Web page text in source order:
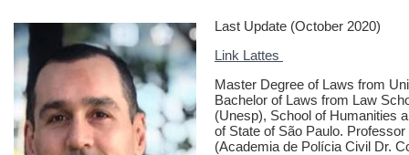
Last Update (October 2020)
Link Lattes
Master Degree of Laws from
Bachelor of Laws from Law
(Unesp), School of Humanities
of State of São Paulo.
(Academia de Polícia Civil Dr.